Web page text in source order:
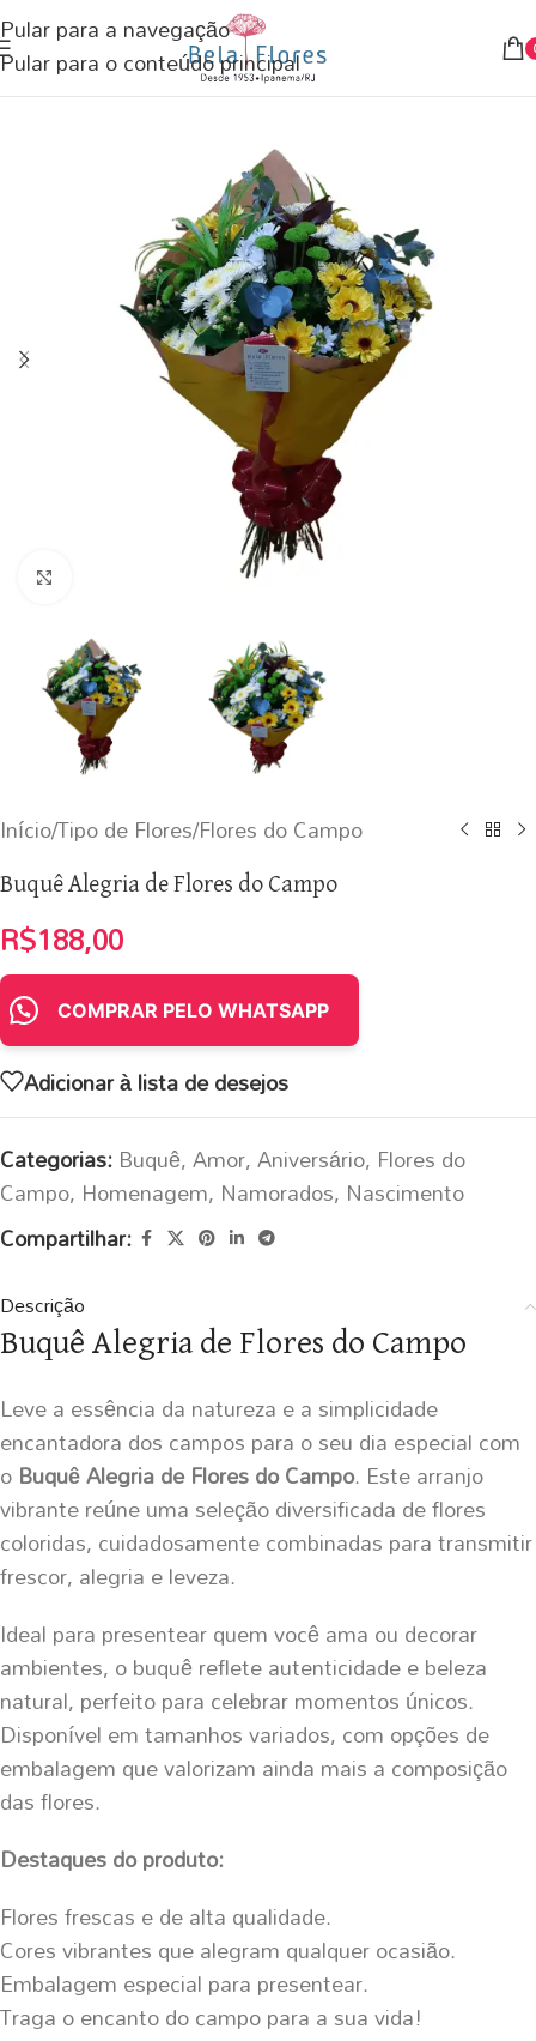
Pular para a navegação
Pular para o conteúdo principal
Início/Tipo de Flores/Flores do Campo
Buquê Alegria de Flores do Campo
R$188,00
COMPRAR PELO WHATSAPP
Adicionar à lista de desejos
Categorias:Buquê,Amor,Aniversário, Flores do
Campo, Homenagem, Namorados, Nascimento
Compartilhar:
Descrição
Buquê Alegria de Flores do Campo
Leve a essência da natureza e a simplicidade
encantadora dos campos para o seu dia especial com
oBuquê Alegria de Flores do Campo. Este arranjo
vibrante reúne uma seleção diversificada de flores
coloridas, cuidadosamente combinadas para transmitir
frescor, alegria e leveza.
Ideal para presentear quem você ama ou decorar
ambientes, o buquê reflete autenticidade e beleza
natural, perfeito para celebrar momentos únicos.
Disponível em tamanhos variados, com opções de
embalagem que valorizam ainda mais a composição
das flores.
Destaques do produto:
Flores frescas e de alta qualidade.
Cores vibrantes que alegram qualquer ocasião.
Embalagem especial para presentear.
Traga o encanto do campo para a sua vida!